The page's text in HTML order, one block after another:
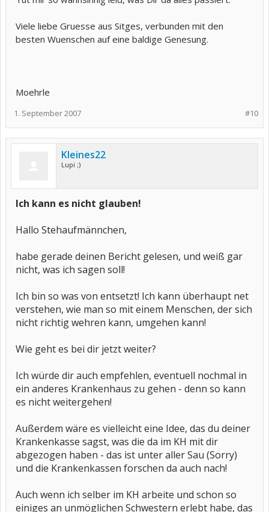
Viele liebe Gruesse aus Sitges, verbunden mit den
besten Wuenschen auf eine baldige Genesung.
Moehrle
#10
1. September 2007
Kleines22
Lupi ;)
Ich kann es nicht glauben!
Hallo Stehaufmännchen,
habe gerade deinen Bericht gelesen, und weiß gar
nicht, was ich sagen soll!
Ich bin so was von entsetzt! Ich kann überhaupt net
verstehen, wie man so mit einem Menschen, der sich
nicht richtig wehren kann, umgehen kann!
Wie geht es bei dir jetzt weiter?
Ich würde dir auch empfehlen, eventuell nochmal in
ein anderes Krankenhaus zu gehen - denn so kann
es nicht weitergehen!
Außerdem wäre es vielleicht eine Idee, das du deiner
Krankenkasse sagst, was die da im KH mit dir
abgezogen haben - das ist unter aller Sau (Sorry)
und die Krankenkassen forschen da auch nach!
Auch wenn ich selber im KH arbeite und schon so
einiges an unmöglichen Schwestern erlebt habe, das